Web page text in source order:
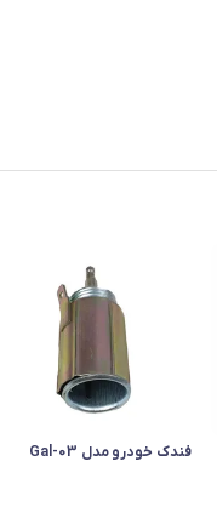
فندک خودرو مدل Gal-03